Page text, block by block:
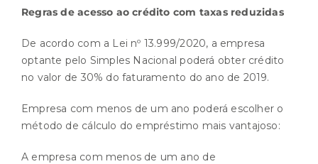
Regras de acesso ao crédito com taxas reduzidas
De acordo com a Lei nº 13.999/2020, a empresa
optante pelo Simples Nacional poderá obter crédito
no valor de 30% do faturamento do ano de 2019.
Empresa com menos de um ano poderá escolher o
método de cálculo do empréstimo mais vantajoso:
A empresa com menos de um ano de